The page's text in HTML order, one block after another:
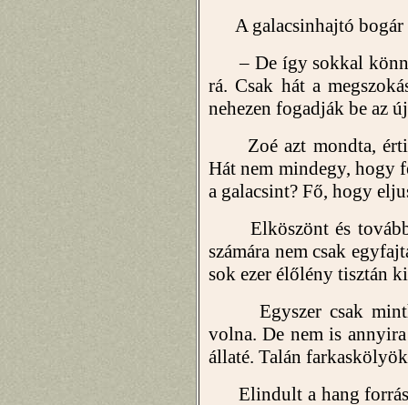
A galacsinhajtó bogár
– De így sokkal
rá. Csak hát a
nehezen fogadják be az
Zoé azt mondta, érti,
Hát nem mindegy, hogy
a galacsint? Fő, hogy
Elköszönt és
számára nem csak
sok ezer élőlény tisztán
Egyszer csak
volna. De nem is
állaté. Talán
Elindult a hang